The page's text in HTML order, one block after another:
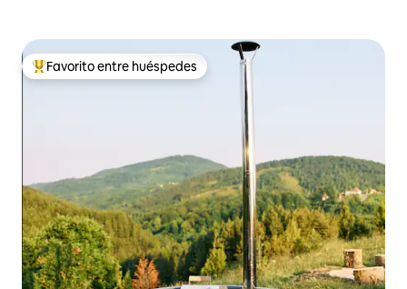
De los mejores en Favorito entre huéspedes
Favorito entre huéspedes